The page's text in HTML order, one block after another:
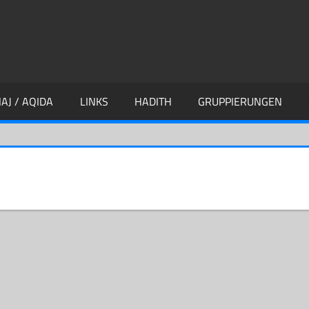
/ AQIDA LINKS HADITH GRUPPIERUNGEN